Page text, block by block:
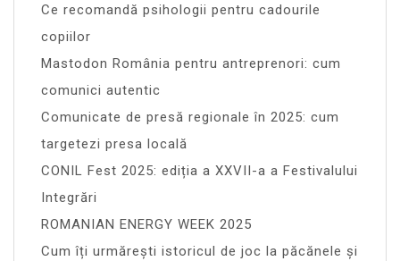
Ce recomandă psihologii pentru cadourile
copiilor
Mastodon România pentru antreprenori: cum
comunici autentic
Comunicate de presă regionale în 2025: cum
targetezi presa locală
CONIL Fest 2025: ediția a XXVII-a a Festivalului
Integrări
ROMANIAN ENERGY WEEK 2025
Cum îți urmărești istoricul de joc la păcănele și